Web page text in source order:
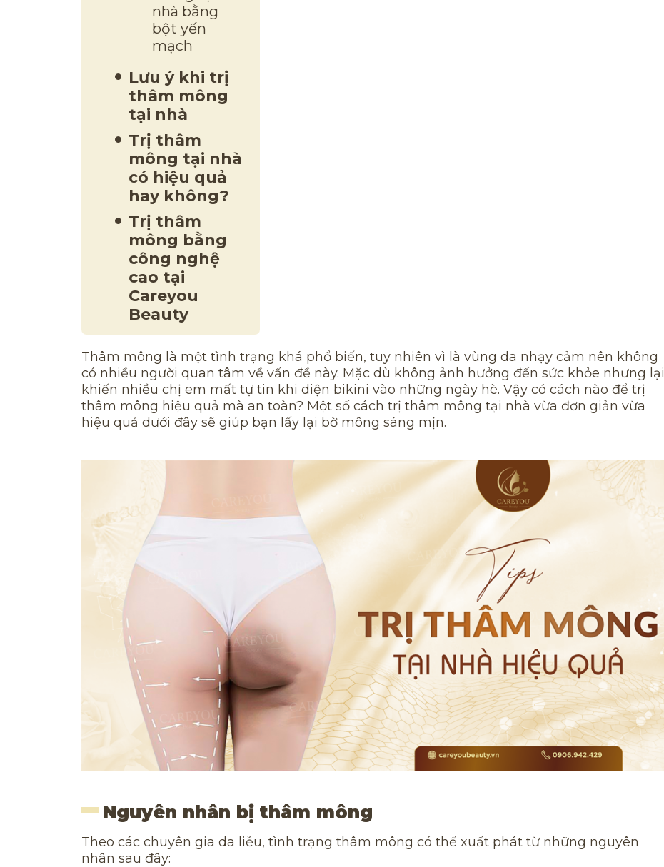
nhà bằng
bột yến
mạch
Lưu ý khi trị
thâm mông
tại nhà
Trị thâm
mông tại nhà
có hiệu quả
hay không?
Trị thâm
mông bằng
công nghệ
cao tại
Careyou
Beauty
Thâm mông là một tình trạng khá phổ biến, tuy nhiên vì là vùng da nhạy cảm nên không
có nhiều người quan tâm về vấn đề này. Mặc dù không ảnh hưởng đến sức khỏe nhưng lại
khiến nhiều chị em mất tự tin khi diện bikini vào những ngày hè. Vậy có cách nào để trị
thâm mông hiệu quả mà an toàn? Một số cách trị thâm mông tại nhà vừa đơn giản vừa
hiệu quả dưới đây sẽ giúp bạn lấy lại bờ mông sáng mịn.
Nguyên nhân bị thâm mông
Theo các chuyên gia da liễu, tình trạng thâm mông có thể xuất phát từ những nguyên
nhân sau đây: